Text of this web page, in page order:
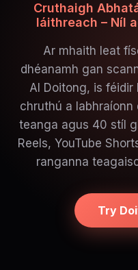
Cruthaigh
láithreach – Níl
Ar mhaith leat
dhéanamh gan
AI Doitong, is
chruthú a
teanga agus 40 stíl
Reels, YouTube
ranganna
Try